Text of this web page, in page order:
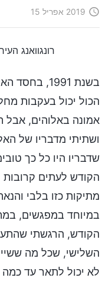
2019 אפריל 15
רונגוואנג
בשנת 1991,
הכול יכול בעקבות
אמונה באלוהים, אבל
ושתיתי מדבריו של
שדבריו היו כל כך
הקודש לעתים
מתיקות כזו בלבי
במיוחד במפגשים,
הקודש, הרגשתי
השלישי, שכל מה
לא יכול לתאר עד